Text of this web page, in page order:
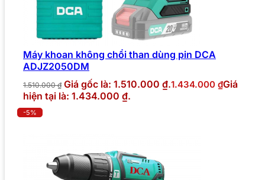
Máy khoan không chổi than dùng pin DCA
ADJZ2050DM
1.510.000₫ Giá gốc là: 1.510.000 ₫.1.434.000 ₫Giá
hiện tại là: 1.434.000 ₫.
-5%